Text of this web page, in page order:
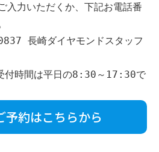
入力いただくか、下記お電話番
予約はこちらから